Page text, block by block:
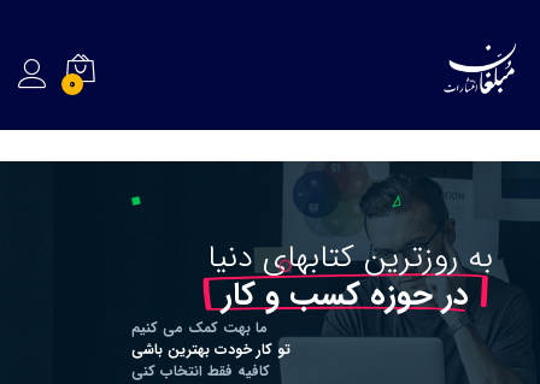
0
بهروزترینکتابهایدنیا
در حوزه کسب و کار
ما بهت کمک می کنیم
تو کار خودت بهترین باشی
کافیه فقط انتخاب کنی